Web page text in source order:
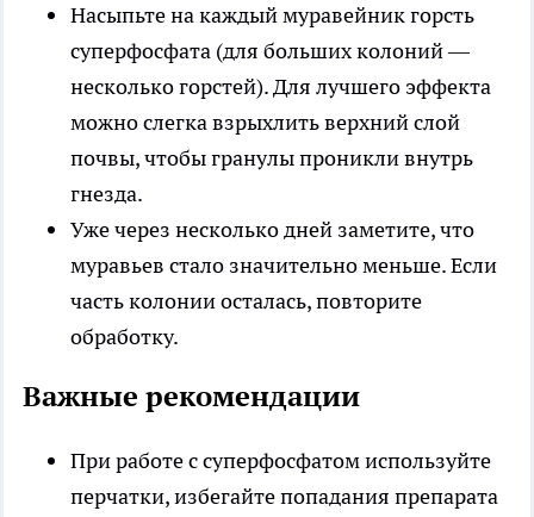
Насыпьте на каждый муравейник горсть
суперфосфата (для больших колоний —
несколько горстей). Для лучшего эффекта
можно слегка взрыхлить верхний слой
почвы, чтобы гранулы проникли внутрь
гнезда.
Уже через несколько дней заметите, что
муравьев стало значительно меньше. Если
часть колонии осталась, повторите
обработку.
Важные рекомендации
При работе с суперфосфатом используйте
перчатки, избегайте попадания препарата